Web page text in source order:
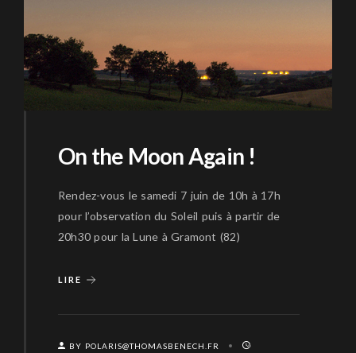
On the Moon Again !
Rendez-vous le samedi 7 juin de 10h à 17h
pour l’observation du Soleil puis à partir de
20h30 pour la Lune à Gramont (82)
LIRE
BY POLARIS@THOMASBENECH.FR